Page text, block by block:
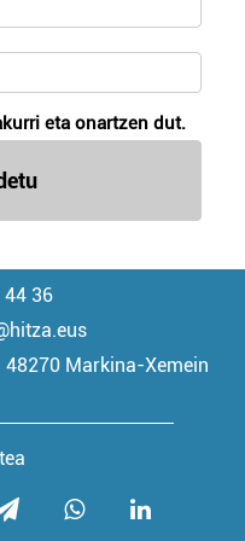
eta onartzen dut.
36
Markina-Xemein